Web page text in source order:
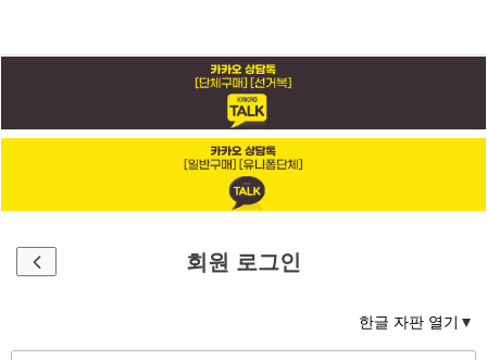
회원 로그인
한글 자판 열기